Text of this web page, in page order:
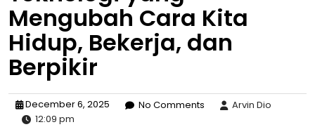
Mengubah Cara Kita
Hidup, Bekerja, dan
Berpikir
December 6, 2025 No Comments
Arvin Dio
12:09 pm